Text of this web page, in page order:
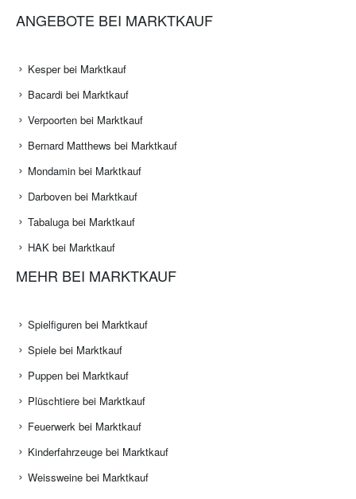
ANGEBOTE BEI MARKTKAUF
Kesper bei Marktkauf
Bacardi bei Marktkauf
Verpoorten bei Marktkauf
Bernard Matthews bei Marktkauf
Mondamin bei Marktkauf
Darboven bei Marktkauf
Tabaluga bei Marktkauf
HAK bei Marktkauf
MEHR BEI MARKTKAUF
Spielfiguren bei Marktkauf
Spiele bei Marktkauf
Puppen bei Marktkauf
Plüschtiere bei Marktkauf
Feuerwerk bei Marktkauf
Kinderfahrzeuge bei Marktkauf
Weissweine bei Marktkauf